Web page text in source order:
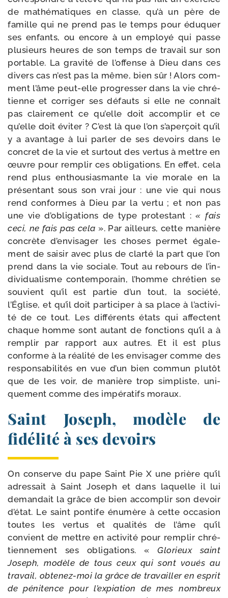
de mathé­ma­tiques en classe, qu’à un père de
famille qui ne prend pas le temps pour édu­quer
ses enfants, ou encore à un employé qui passe
plu­sieurs heures de son temps de tra­vail sur son
por­table. La gra­vi­té de l’of­fense à Dieu dans ces
divers cas n’est pas la même, bien sûr ! Alors com­
ment l’âme peut-​elle pro­gres­ser dans la vie chré­
tienne et cor­ri­ger ses défauts si elle ne connaît
pas clai­re­ment ce qu’elle doit accom­plir et ce
qu’elle doit évi­ter ? C’est là que l’on s’a­per­çoit qu’il
y a avan­tage à lui par­ler de ses devoirs dans le
concret de la vie et sur­tout des ver­tus à mettre en
œuvre pour rem­plir ces obli­ga­tions. En effet, cela
rend plus enthou­sias­mante la vie morale en la
pré­sen­tant sous son vrai jour : une vie qui nous
rend conformes à Dieu par la ver­tu ; et non pas
une vie d’o­bli­ga­tions de type pro­tes­tant :« fais
ceci, ne fais pas cela ». Par ailleurs, cette manière
concrète d’en­vi­sa­ger les choses per­met éga­le­
ment de sai­sir avec plus de clar­té la part que l’on
prend dans la vie sociale. Tout au rebours de l’in­
di­vi­dua­lisme contem­po­rain, l’homme chré­tien se
sou­vient qu’il est par­tie d’un tout, la socié­té,
l’Église, et qu’il doit par­ti­ci­per à sa place à l’ac­ti­vi­
té de ce tout. Les dif­fé­rents états qui affectent
chaque homme sont autant de fonc­tions qu’il a à
rem­plir par rap­port aux autres. Et il est plus
conforme à la réa­li­té de les envi­sa­ger comme des
res­pon­sa­bi­li­tés en vue d’un bien com­mun plu­tôt
que de les voir, de manière trop sim­pliste, uni­
que­ment comme des impé­ra­tifs moraux.
Saint Joseph, modèle de
fidélité à ses devoirs
On conserve du pape Saint Pie X une prière qu’il
adres­sait à Saint Joseph et dans laquelle il lui
deman­dait la grâce de bien accom­plir son devoir
d’é­tat. Le saint pon­tife énu­mère à cette occa­sion
toutes les ver­tus et qua­li­tés de l’âme qu’il
convient de mettre en acti­vi­té pour rem­plir chré­
tien­ne­ment ses obli­ga­tions. « Glorieux saint
Joseph, modèle de tous ceux qui sont voués au
tra­vail, obtenez-​moi la grâce de tra­vailler en esprit
de péni­tence pour l’ex­pia­tion de mes nom­breux